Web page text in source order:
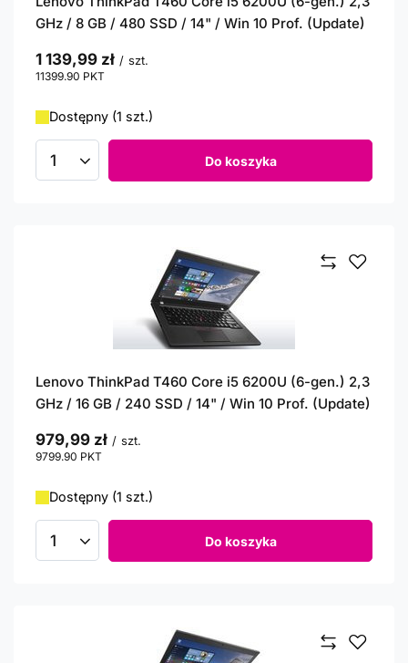
GHz / 8 GB / 480 SSD / 14" / Win 10 Prof. (Update)
1 139,99 zł / szt.
11399.90 PKT
Dostępny (1 szt.)
Ilość produktów Do koszyka
Lenovo ThinkPad T460 Core i5 6200U (6-gen.) 2,3
GHz / 16 GB / 240 SSD / 14" / Win 10 Prof. (Update)
979,99 zł / szt.
9799.90 PKT
Dostępny (1 szt.)
Ilość produktów Do koszyka